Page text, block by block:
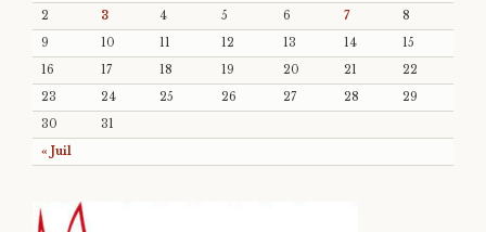
« Juil
2
3 4 5 6 7
8
9
10 11 12 13 14
15
16
17 18 19 20 21
22
23
24 25 26 27 28
29
30
31